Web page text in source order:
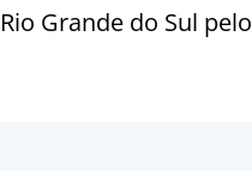
Grande do Sul